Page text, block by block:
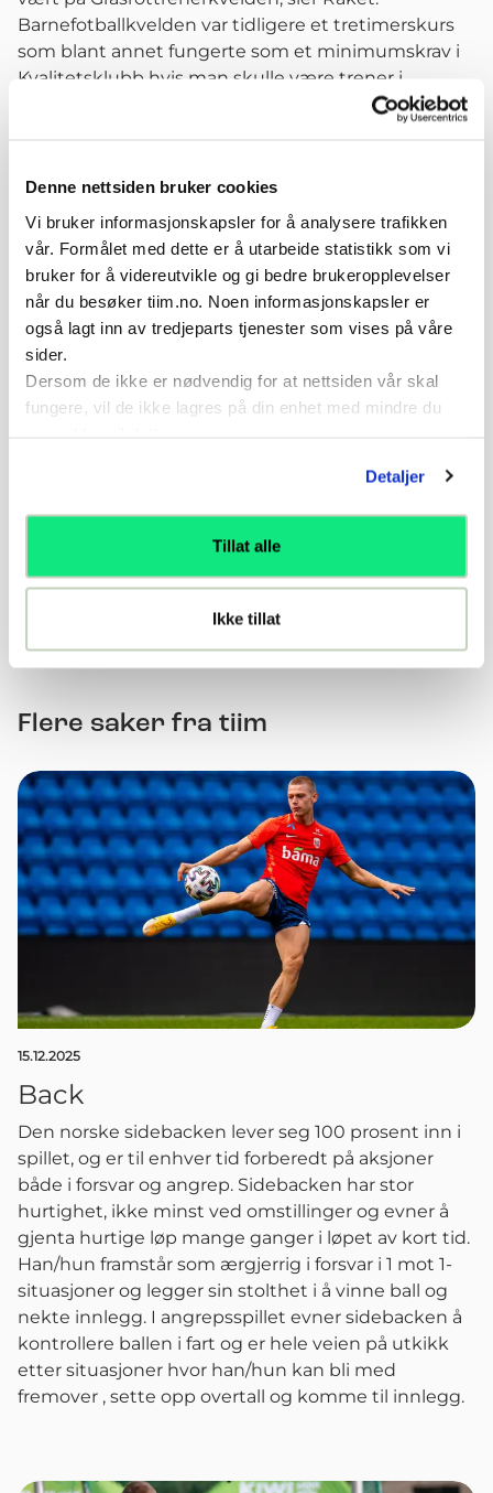
Denne nettsiden bruker cookies
Vi bruker informasjonskapsler for å analysere trafikken
vår. Formålet med dette er å utarbeide statistikk som vi
bruker for å videreutvikle og gi bedre brukeropplevelser
når du besøker tiim.no. Noen informasjonskapsler er
også lagt inn av tredjeparts tjenester som vises på våre
sider.
Dersom de ikke er nødvendig for at nettsiden vår skal
fungere, vil de ikke lagres på din enhet med mindre du
Detaljer
Tillat alle
Ikke tillat
Barnefotballkvelden var tidligere et tretimerskurs
som blant annet fungerte som et minimumskrav i
Kvalitetsklubb hvis man skulle være trener i
barnefotballen. Da de nye grasrottrenerkursene
med e-læring, klasserom og praksis kom i 2017, ble
- Dermed forsvant dette kurset mer eller mindre.
Når vi nå børster støv av det igjen, er det ikke som
et kurs som gir formell kompetanse, men som en
rekrutteringsarena for klubbene til å få med nye
trenere i forbindelse med oppstarten av
barnefotballsesongen. Så håper vi selvfølgelig at vi
får flere til å melde seg på kurs i etterkant av
Klikk her for å se presentasjon av
Grasrottrenerkvelden
Var denne artikkelen nyttig?
Ja
Nei
Flere saker fra tiim
15.12.2025
Back
Den norske sidebacken lever seg 100 prosent inn i
spillet, og er til enhver tid forberedt på aksjoner
både i forsvar og angrep. Sidebacken har stor
hurtighet, ikke minst ved omstillinger og evner å
gjenta hurtige løp mange ganger i løpet av kort tid.
Han/hun framstår som ærgjerrig i forsvar i 1 mot 1-
situasjoner og legger sin stolthet i å vinne ball og
nekte innlegg. I angrepsspillet evner sidebacken å
kontrollere ballen i fart og er hele veien på utkikk
etter situasjoner hvor han/hun kan bli med
fremover , sette opp overtall og komme til innlegg.